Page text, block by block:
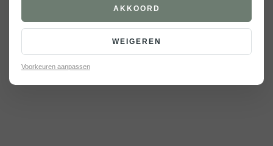
AKKOORD
WEIGEREN
Voorkeuren aanpassen